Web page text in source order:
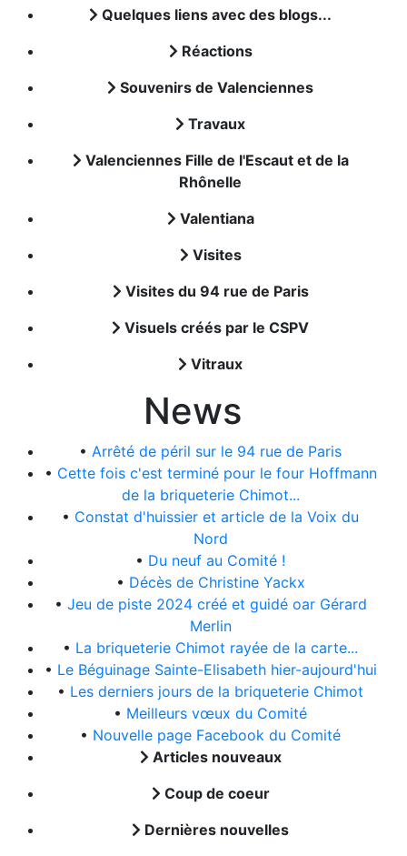
Quelques liens avec des blogs...
Réactions
Souvenirs de Valenciennes
Travaux
Valenciennes Fille de l'Escaut et de la
Rhônelle
Valentiana
Visites
Visites du 94 rue de Paris
Visuels créés par le CSPV
Vitraux
News
•Arrêté de péril sur le 94 rue de Paris
• Cette fois c'est terminé pour le four Hoffmann
de la briqueterie Chimot...
• Constat d'huissier et article de la Voix du
Nord
• Du neuf au Comité !
• Décès de Christine Yackx
• Jeu de piste 2024 créé et guidé oar Gérard
Merlin
• La briqueterie Chimot rayée de la carte...
• Le Béguinage Sainte-Elisabeth hier-aujourd'hui
• Les derniers jours de la briqueterie Chimot
• Meilleurs vœux du Comité
• Nouvelle page Facebook du Comité
Articles nouveaux
Coup de coeur
Dernières nouvelles